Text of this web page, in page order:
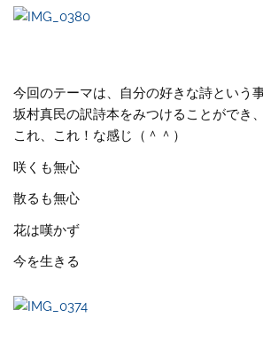
今回のテーマは、自分の好きな詩という
坂村真民の訳詩本をみつけることができ
これ、これ！な感じ（＾＾）
咲くも無心
散るも無心
花は嘆かず
今を生きる